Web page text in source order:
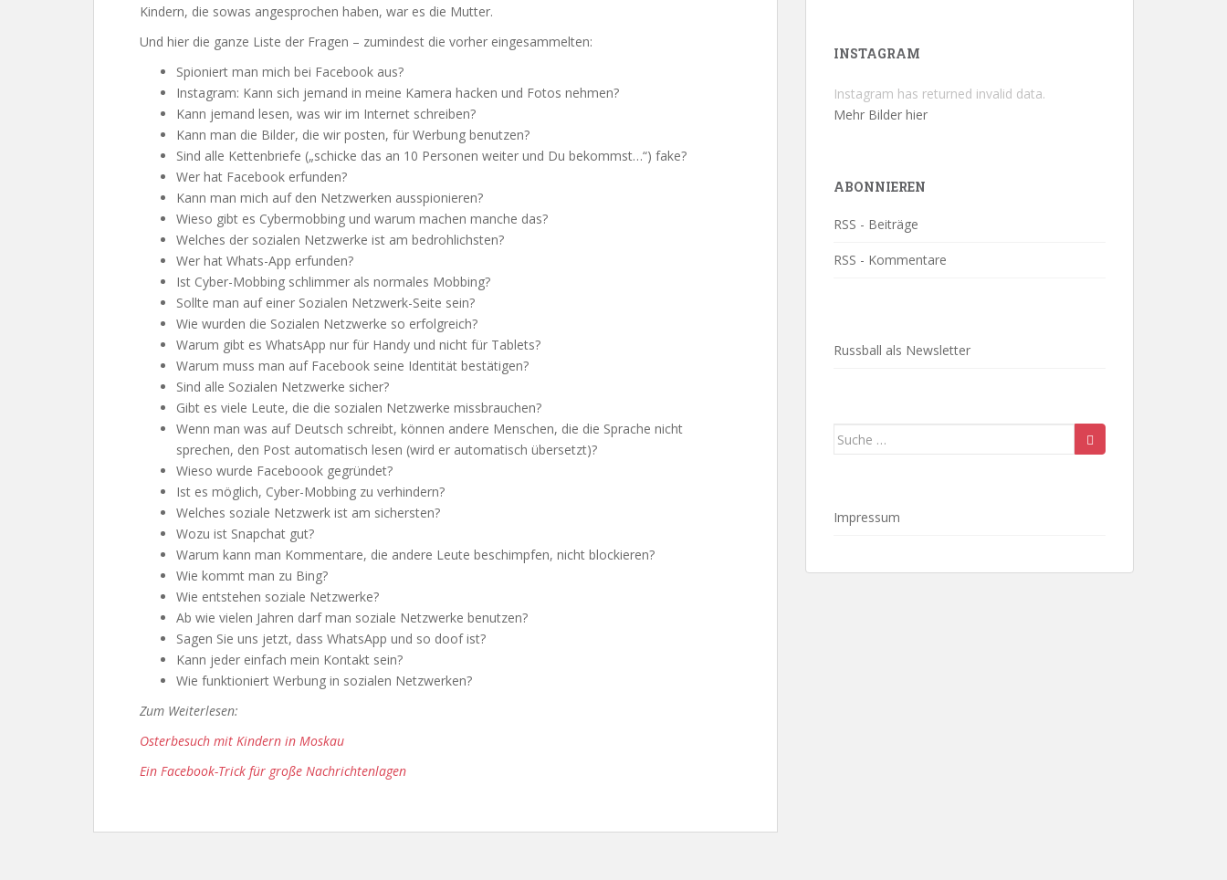
Kindern, die sowas angesprochen haben, war es die Mutter.
Und hier die ganze Liste der Fragen – zumindest die vorher eingesammelten:
Spioniert man mich bei Facebook aus?
Instagram: Kann sich jemand in meine Kamera hacken und Fotos nehmen?
Kann jemand lesen, was wir im Internet schreiben?
Kann man die Bilder, die wir posten, für Werbung benutzen?
Sind alle Kettenbriefe („schicke das an 10 Personen weiter und Du bekommst…“) fake?
Wer hat Facebook erfunden?
Kann man mich auf den Netzwerken ausspionieren?
Wieso gibt es Cybermobbing und warum machen manche das?
Welches der sozialen Netzwerke ist am bedrohlichsten?
Wer hat Whats-App erfunden?
Ist Cyber-Mobbing schlimmer als normales Mobbing?
Sollte man auf einer Sozialen Netzwerk-Seite sein?
Wie wurden die Sozialen Netzwerke so erfolgreich?
Warum gibt es WhatsApp nur für Handy und nicht für Tablets?
Warum muss man auf Facebook seine Identität bestätigen?
Sind alle Sozialen Netzwerke sicher?
Gibt es viele Leute, die die sozialen Netzwerke missbrauchen?
Wenn man was auf Deutsch schreibt, können andere Menschen, die die Sprache nicht
sprechen, den Post automatisch lesen (wird er automatisch übersetzt)?
Wieso wurde Faceboook gegründet?
Ist es möglich, Cyber-Mobbing zu verhindern?
Welches soziale Netzwerk ist am sichersten?
Wozu ist Snapchat gut?
Warum kann man Kommentare, die andere Leute beschimpfen, nicht blockieren?
Wie kommt man zu Bing?
Wie entstehen soziale Netzwerke?
Ab wie vielen Jahren darf man soziale Netzwerke benutzen?
Sagen Sie uns jetzt, dass WhatsApp und so doof ist?
Kann jeder einfach mein Kontakt sein?
Wie funktioniert Werbung in sozialen Netzwerken?
Zum Weiterlesen:
Osterbesuch mit Kindern in Moskau
Ein Facebook-Trick für große Nachrichtenlagen
INSTAGRAM
Instagram has returned invalid data.
Mehr Bilder hier
ABONNIEREN
RSS - Beiträge
RSS - Kommentare
Russball als Newsletter
Suche
Impressum